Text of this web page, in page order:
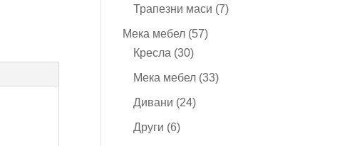
Трапезни маси 77
Мека мебел 5757
Кресла 3030
продукта
Мека мебел 3333
Дивани 2424
Други 66